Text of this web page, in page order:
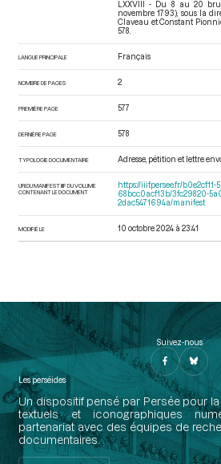
LXXVIII - Du 8 au 20
novembre 1793) , sous la
Claveau et Constant
578.
LANGUE PRINCIPALE Français
NOMBRE DE PAGES 2
PREMIÈRE PAGE 577
DERNIÈRE PAGE 578
TYPOLOGIE DOCUMENTAIRE Adresse, pétition et lettre
URI DU MANIFEST IIIF DU VOLUME
CONTENANT LE DOCUMENT
https://iiif.persee.fr/b0e2cf11-
68bcc0acf13b/3fc29820-
2dac5471694a/manifest
MODIFIÉ LE 10 octobre 2024 à 23:41
Suivez-nous
Les perséides
Un dispositif pensé par Persée pour
textuels et iconographiques
partenariat avec des équipes de
documentaires.